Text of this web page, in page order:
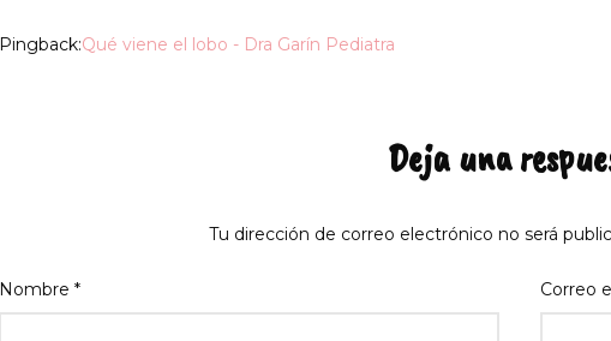
Pingback:Qué viene el lobo - Dra Garín Pediatra
Deja una
Tu dirección de correo electrónico no será
Nombre * Correo